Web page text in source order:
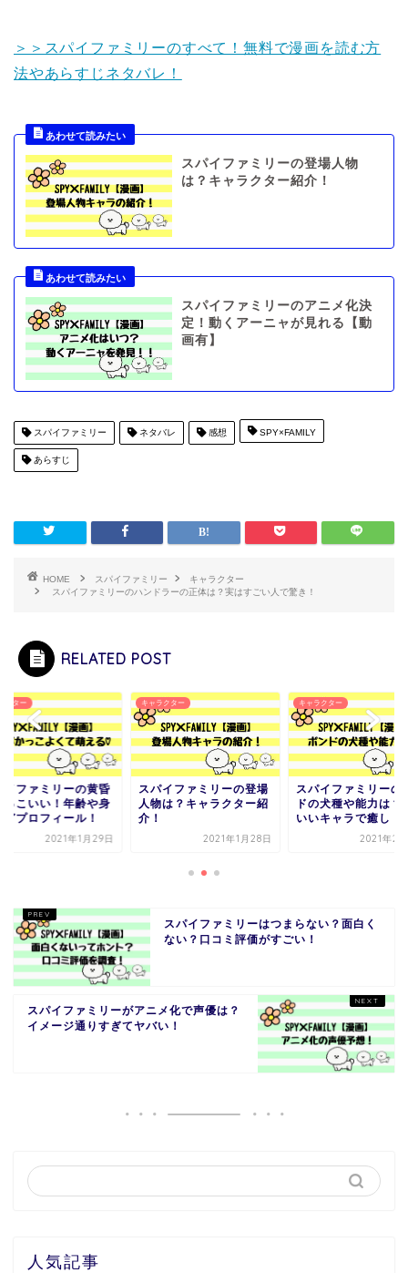
＞＞スパイファミリーのすべて！無料で漫画を読む方
法やあらすじネタバレ！
スパイファミリーの登場人物
は？キャラクター紹介！
スパイファミリーのアニメ化決
定！動くアーニャが見れる【動
画有】
スパイファミリー ネタバレ 感想 SPY×FAMILY
あらすじ
HOME スパイファミリー
キャラクター
スパイファミリーのハンドラーの正体は？実はすごい人で驚き！
RELATED POST
クター
イファミリーの黄昏
っこいい！年齢や身
どプロフィール！
2021年1月29日
キャラクター
スパイファミリーの登場
人物は？キャラクター紹
介！
2021年1月28日
キャラクター
スパイファミリーの
ドの犬種や能力は？
いいキャラで癒し！
2021年2
スパイファミリーはつまらない？面白く
ない？口コミ評価がすごい！
スパイファミリーがアニメ化で声優は？
イメージ通りすぎてヤバい！
人気記事